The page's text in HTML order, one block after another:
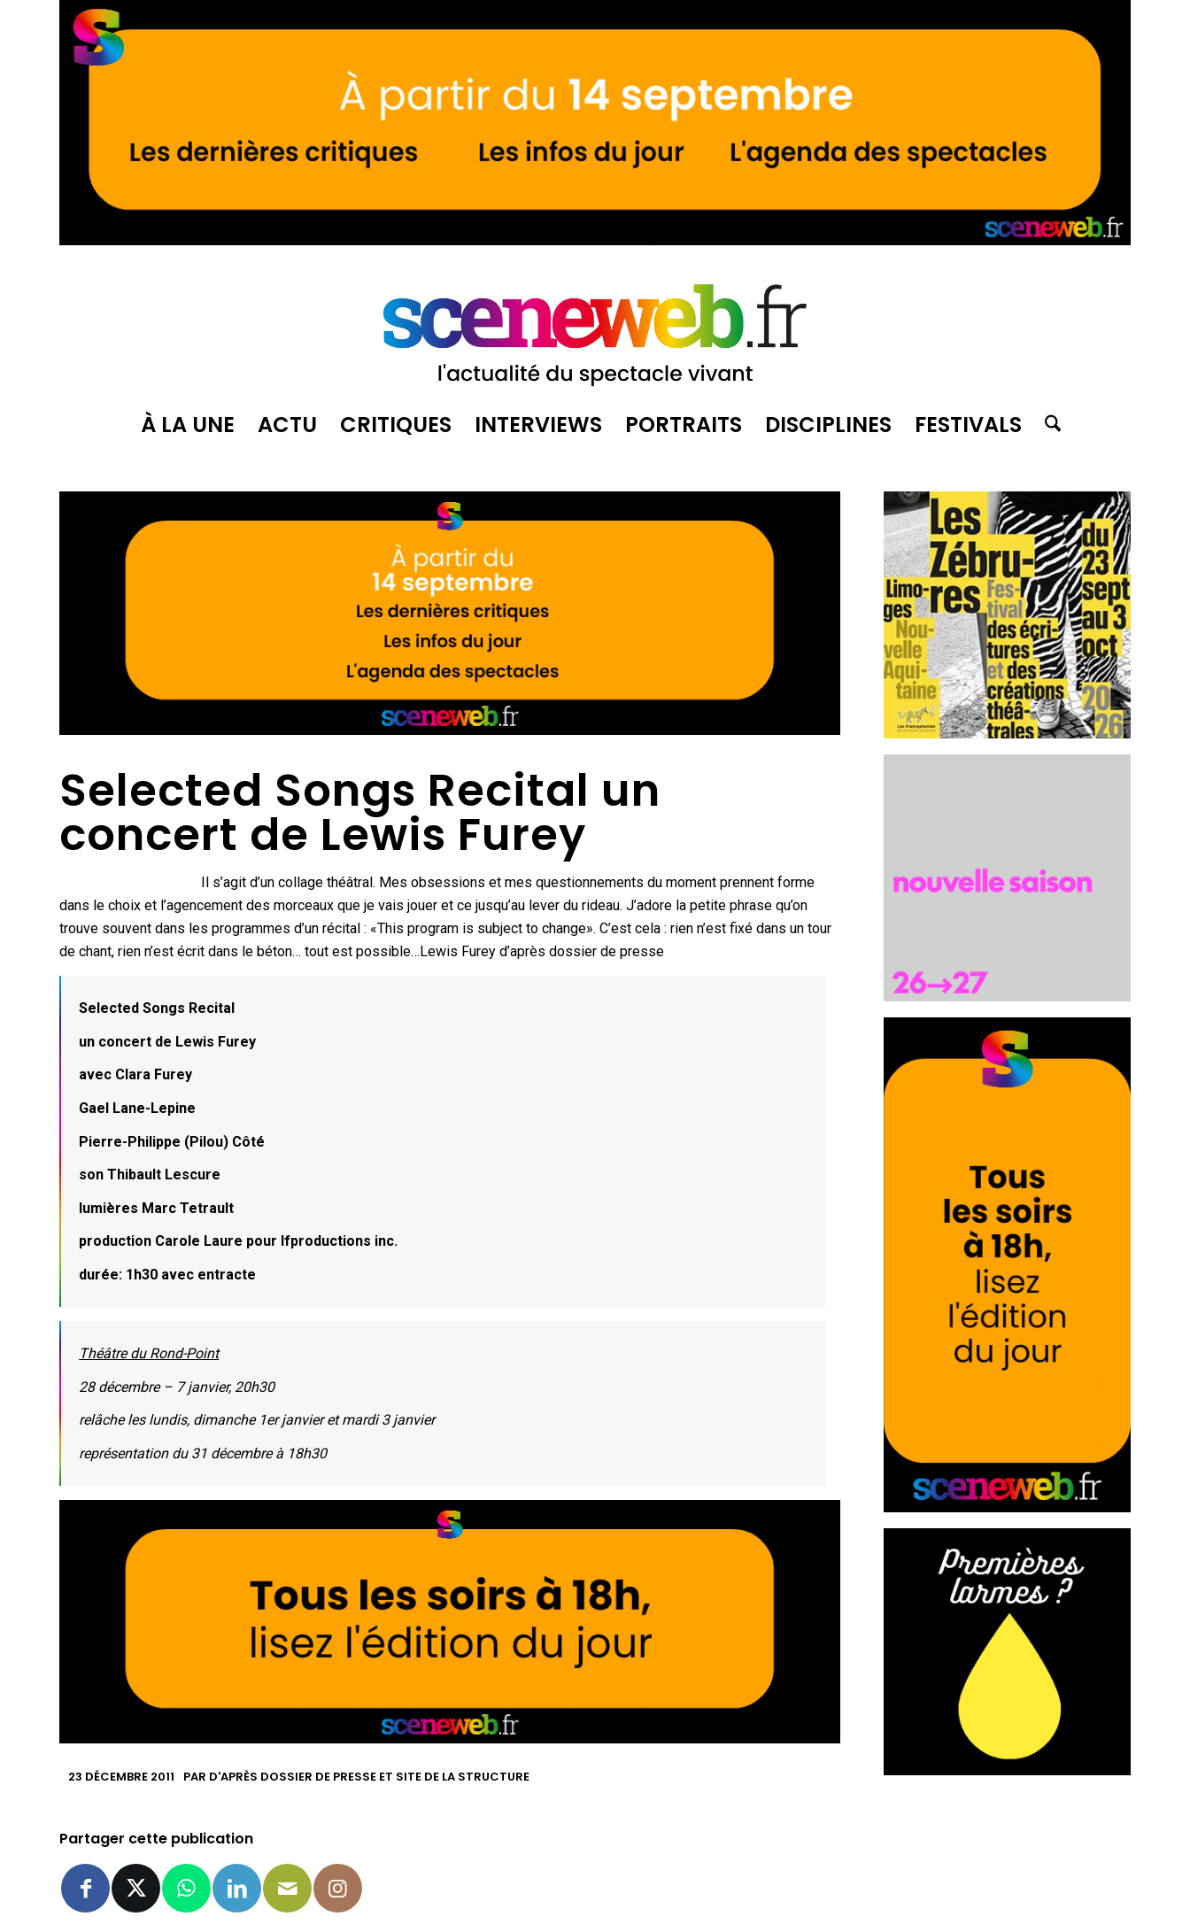
À LA UNE ACTU CRITIQUES INTERVIEWS PORTRAITS DISCIPLINES FESTIVALS
Selected Songs Recital un
concert de Lewis Furey
Il s’agit d’un collage théâtral. Mes obsessions et mes questionnements du moment prennent forme
dans le choix et l’agencement des morceaux que je vais jouer et ce jusqu’au lever du rideau. J’adore la petite phrase qu’on
trouve souvent dans les programmes d’un récital : «This program is subject to change». C’est cela : rien n’est fixé dans un tour
de chant, rien n’est écrit dans le béton… tout est possible…Lewis Furey d’après dossier de presse
Selected Songs Recital
un concert de Lewis Furey
avec Clara Furey
Gael Lane-Lepine
Pierre-Philippe (Pilou) Côté
son Thibault Lescure
lumières Marc Tetrault
production Carole Laure pour lfproductions inc.
durée: 1h30 avec entracte
Théâtre du Rond-Point
28 décembre – 7 janvier, 20h30
relâche les lundis, dimanche 1er janvier et mardi 3 janvier
représentation du 31 décembre à 18h30
23 DÉCEMBRE 2011 PAR D'APRÈS DOSSIER DE PRESSE ET SITE DE LA STRUCTURE
Partager cette publication